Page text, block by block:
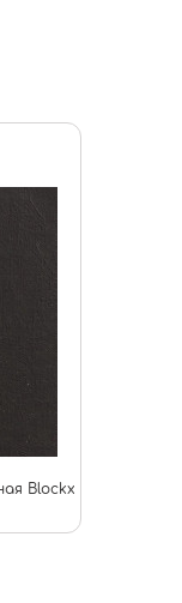
Blockx